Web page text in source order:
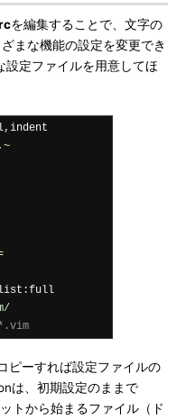
を編集することで、文字の
まな機能の設定を変更でき
設定ファイルを用意してほ
,
list :
ピーすれば設定ファイルの
は、初期設定のままで
トから始まるファイル（ド